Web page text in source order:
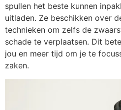
spullen het beste kunnen
uitladen. Ze beschikken over
technieken om zelfs de
schade te verplaatsen. Dit
jou en meer tijd om je te
zaken.